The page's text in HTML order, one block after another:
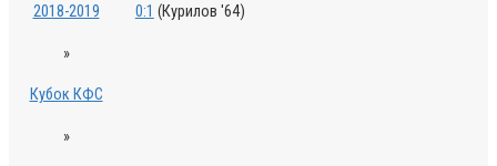
2018-2019
»
Кубок КФС
»
0:1 (Курилов '64)